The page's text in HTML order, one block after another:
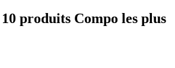
produits Compo les plus